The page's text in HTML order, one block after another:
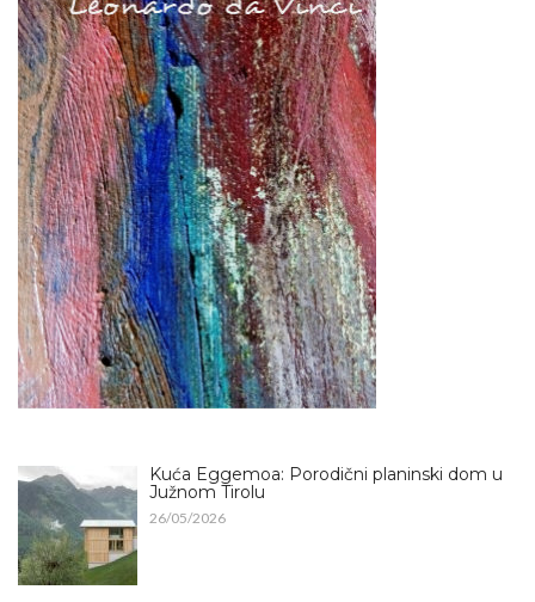
Kuća Eggemoa: Porodični planinski dom u
Južnom Tirolu
26/05/2026